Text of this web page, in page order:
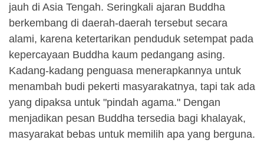
jauh di Asia Tengah. Seringkali ajaran Buddha
berkembang di daerah-daerah tersebut secara
alami, karena ketertarikan penduduk setempat pada
kepercayaan Buddha kaum pedangang asing.
Kadang-kadang penguasa menerapkannya untuk
menambah budi pekerti masyarakatnya, tapi tak ada
yang dipaksa untuk "pindah agama." Dengan
menjadikan pesan Buddha tersedia bagi khalayak,
masyarakat bebas untuk memilih apa yang berguna.